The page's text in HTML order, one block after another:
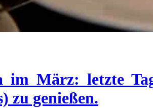
im März: letzte
zu genießen.